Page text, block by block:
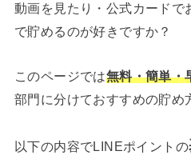
動画を見たり・公式カードで
で貯めるのが好きですか？
このページでは無料・簡単・
部門に分けておすすめの貯め
以下の内容でLINEポイントの